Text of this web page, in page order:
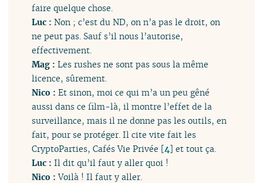
faire quelque chose.
Luc :Non ; c’est du ND, on n’a pas le droit, on
ne peut pas. Sauf s’il nous l’autorise,
effectivement.
Mag :Les rushes ne sont pas sous la même
licence, sûrement.
Nico :Et sinon, moi ce qui m’a un peu gêné
aussi dans ce film-là, il montre l’effet de la
surveillance, mais il ne donne pas les outils, en
fait, pour se protéger. Il cite vite fait les
CryptoParties, Cafés Vie Privée [4] et tout ça.
Luc :Il dit qu’il faut y aller quoi !
Nico :Voilà ! Il faut y aller.